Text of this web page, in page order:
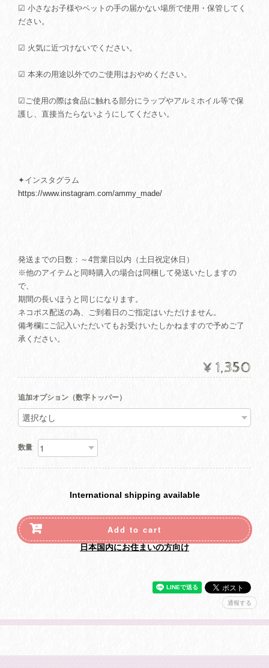
☑ 小さなお子様やペットの手の届かない場所で使用・保管してく
ださい。
☑ 火気に近づけないでください。
☑ 本来の用途以外でのご使用はおやめください。
☑ご使用の際は食品に触れる部分にラップやアルミホイル等で保
護し、直接当たらないようにしてください。
✦インスタグラム
https://www.instagram.com/ammy_made/
発送までの日数：～4営業日以内（土日祝定休日）
※他のアイテムと同時購入の場合は同梱して発送いたしますの
で、
期間の長いほうと同じになります。
ネコポス配送の為、ご到着日のご指定はいただけません。
備考欄にご記入いただいてもお受けいたしかねますので予めご了
承ください。
¥1,350
追加オプション（数字トッパー）
数量
International shipping available
Add to cart
日本国内にお住まいの方向け
通報する